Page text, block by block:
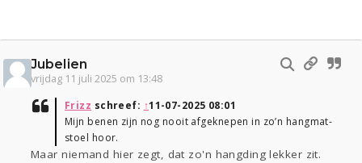
Jubelien
vrijdag 11 juli 2025 om 13:48
Frizz schreef: ↑11-07-2025 08:01
Mijn benen zijn nog nooit afgeknepen in zo’n hangmat-
stoel hoor.
Maar niemand hier zegt, dat zo'n hangding lekker zit.